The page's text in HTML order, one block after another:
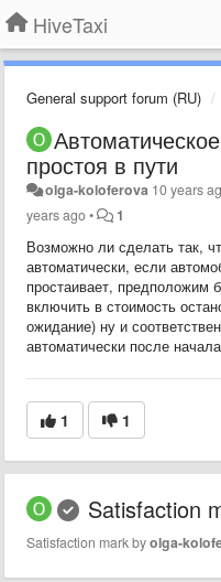
HiveTaxi
General support forum (RU)
простоя в пути
olga-koloferova 10 years
years ago• 1
Возможно ли сделать так,
автоматически, если
простаивает, предположим
включить в стоимость
ожидание) ну и
автоматически после
1 1
Satisfaction
Satisfaction mark byolga-